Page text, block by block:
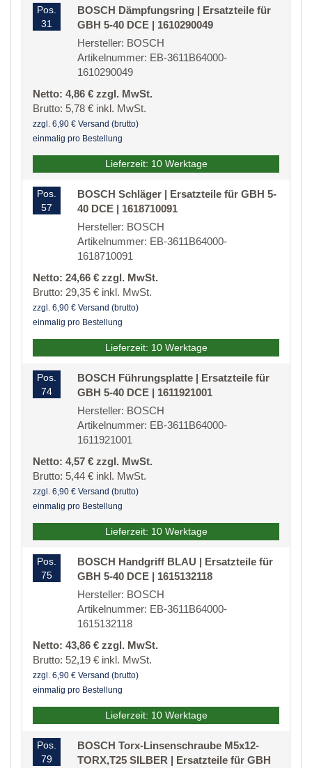
Pos.
31
BOSCH Dämpfungsring | Ersatzteile für
GBH 5-40 DCE | 1610290049
Hersteller: BOSCH
Artikelnummer: EB-3611B64000-
1610290049
Netto: 4,86 € zzgl. MwSt.
Brutto: 5,78 € inkl. MwSt.
zzgl. 6,90 € Versand (brutto)
einmalig pro Bestellung
Lieferzeit: 10 Werktage
Pos.
57
BOSCH Schläger | Ersatzteile für GBH 5-
40 DCE | 1618710091
Hersteller: BOSCH
Artikelnummer: EB-3611B64000-
1618710091
Netto: 24,66 € zzgl. MwSt.
Brutto: 29,35 € inkl. MwSt.
zzgl. 6,90 € Versand (brutto)
einmalig pro Bestellung
Lieferzeit: 10 Werktage
Pos.
74
BOSCH Führungsplatte | Ersatzteile für
GBH 5-40 DCE | 1611921001
Hersteller: BOSCH
Artikelnummer: EB-3611B64000-
1611921001
Netto: 4,57 € zzgl. MwSt.
Brutto: 5,44 € inkl. MwSt.
zzgl. 6,90 € Versand (brutto)
einmalig pro Bestellung
Lieferzeit: 10 Werktage
Pos.
75
BOSCH Handgriff BLAU | Ersatzteile für
GBH 5-40 DCE | 1615132118
Hersteller: BOSCH
Artikelnummer: EB-3611B64000-
1615132118
Netto: 43,86 € zzgl. MwSt.
Brutto: 52,19 € inkl. MwSt.
zzgl. 6,90 € Versand (brutto)
einmalig pro Bestellung
Lieferzeit: 10 Werktage
Pos.
79
BOSCH Torx-Linsenschraube M5x12-
TORX,T25 SILBER | Ersatzteile für GBH